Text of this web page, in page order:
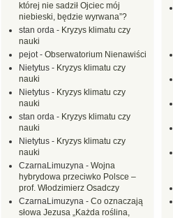
której nie sadził Ojciec mój
niebieski, będzie wyrwana”?
stan orda - Kryzys klimatu czy
nauki
pejot- Obserwatorium Nienawiści
Nietytus - Kryzys klimatu czy
nauki
Nietytus - Kryzys klimatu czy
nauki
stan orda - Kryzys klimatu czy
nauki
Nietytus - Kryzys klimatu czy
nauki
CzarnaLimuzyna - Wojna
hybrydowa przeciwko Polsce –
prof. Włodzimierz Osadczy
CzarnaLimuzyna - Co oznaczają
słowa Jezusa „Każda roślina,